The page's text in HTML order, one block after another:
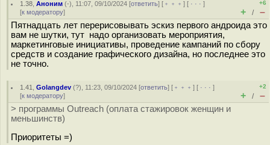
1.38 ,Аноним (-), 11:07, 09/10/2024 [ответить] [ ﹢﹢﹢] [ · · ·]
[к модератору]
+6
+ / –
Пятнадцать лет перерисовывать эскиз первого андроида это
вам не шутки, тут надо организовать мероприятия,
маркетинговые инициативы, проведение кампаний по сбору
средств и создание графического дизайна, но последнее это
не точно.
1.41 ,Golangdev (?), 11:23, 09/10/2024 [ответить] [ ﹢﹢﹢] [ · · ·]
[к модератору]
+2
+ / –
> программы Outreach (оплата стажировок женщин и
меньшинств)
Приоритеты =)